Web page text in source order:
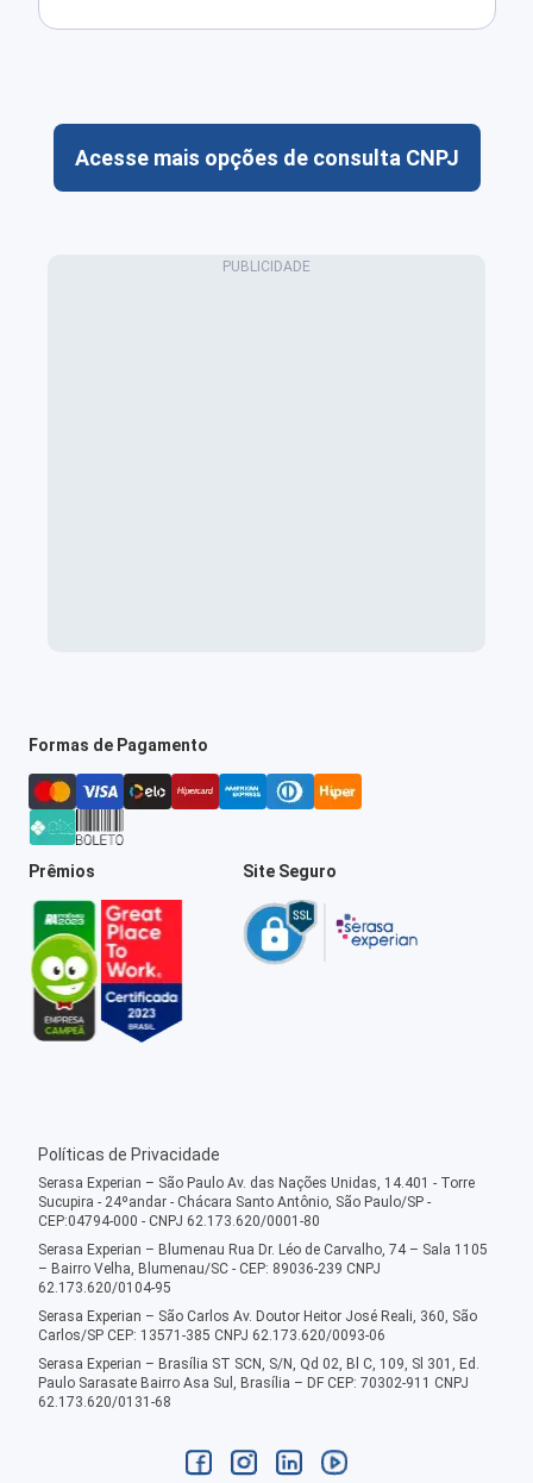
Acesse mais opções de consulta CNPJ
Formas de Pagamento
Prêmios Site Seguro
Políticas de Privacidade
Serasa Experian – São Paulo Av. das Nações Unidas, 14.401 - Torre
Sucupira - 24ºandar - Chácara Santo Antônio, São Paulo/SP -
CEP:04794-000 - CNPJ 62.173.620/0001-80
Serasa Experian – Blumenau Rua Dr. Léo de Carvalho, 74 – Sala 1105
– Bairro Velha, Blumenau/SC - CEP: 89036-239 CNPJ
62.173.620/0104-95
Serasa Experian – São Carlos Av. Doutor Heitor José Reali, 360, São
Carlos/SP CEP: 13571-385 CNPJ 62.173.620/0093-06
Serasa Experian – Brasília ST SCN, S/N, Qd 02, Bl C, 109, Sl 301, Ed.
Paulo Sarasate Bairro Asa Sul, Brasília – DF CEP: 70302-911 CNPJ
62.173.620/0131-68